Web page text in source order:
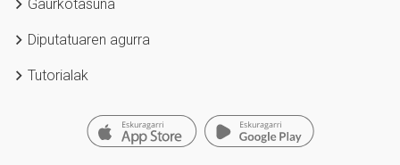
Gaurkotasuna
Diputatuaren agurra
Tutorialak